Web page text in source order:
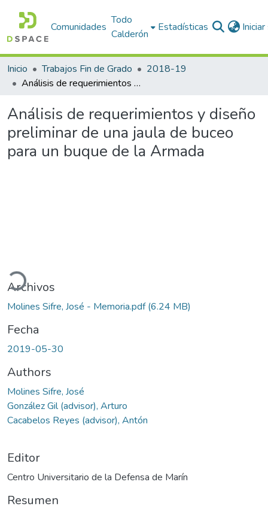
Comunidades
Todo
Calderón
Estadísticas
Inicio Trabajos Fin de Grado
2018-19
Análisis de requerimientos y diseño preliminar de una jaula de buceo para un buque de la Armada
Análisis de requerimientos y diseño
preliminar de una jaula de buceo
para un buque de la Armada
Archivos
Molines Sifre, José - Memoria.pdf(6.24 MB)
Fecha
2019-05-30
Authors
Molines Sifre, José
González Gil (advisor), Arturo
Cacabelos Reyes (advisor), Antón
Editor
Centro Universitario de la Defensa de Marín
Resumen